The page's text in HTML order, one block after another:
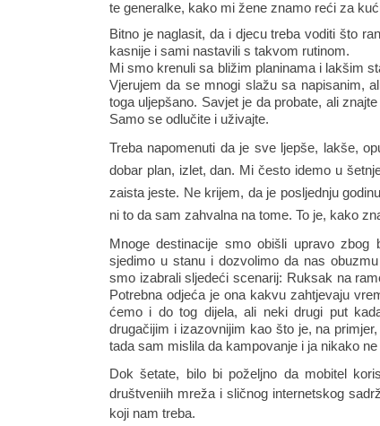
te generalke, kako mi žene znamo reći za
Bitno je naglasit, da i djecu treba voditi što
kasnije i sami nastavili s takvom rutinom.
Mi smo krenuli sa bližim planinama i lakšim
Vjerujem da se mnogi slažu sa napisanim,
toga uljepšano. Savjet je da probate, ali
Samo se odlučite i uživajte.
Treba napomenuti da je sve ljepše, lakše,
dobar plan, izlet, dan. Mi često idemo u
zaista jeste. Ne krijem, da je posljednju
ni to da sam zahvalna na tome. To je, kako
Mnoge destinacije smo obišli upravo
sjedimo u stanu i dozvolimo da nas
smo izabrali sljedeći scenarij: Ruksak na
Potrebna odjeća je ona kakvu zahtjevaju
ćemo i do tog dijela, ali neki drugi put
drugačijim i izazovnijim kao što je, na
tada sam mislila da kampovanje i ja nikako
Dok šetate, bilo bi poželjno da mobitel
društveniih mreža i sličnog internetskog
koji nam treba.